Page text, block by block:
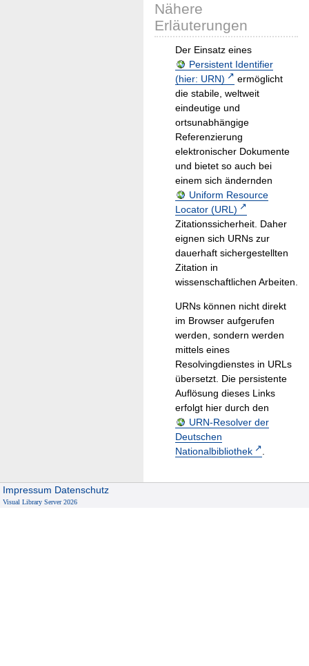
Nähere
Erläuterungen
Der Einsatz eines
Persistent Identifier
(hier: URN)
ermöglicht
die stabile, weltweit
eindeutige und
ortsunabhängige
Referenzierung
elektronischer Dokumente
und bietet so auch bei
einem sich ändernden
Uniform Resource
Locator (URL)
Zitationssicherheit. Daher
eignen sich URNs zur
dauerhaft sichergestellten
Zitation in
wissenschaftlichen Arbeiten.
URNs können nicht direkt
im Browser aufgerufen
werden, sondern werden
mittels eines
Resolvingdienstes in URLs
übersetzt. Die persistente
Auflösung dieses Links
erfolgt hier durch den
URN-Resolver der
Deutschen
Nationalbibliothek
.
Impressum Datenschutz
Visual Library Server 2026